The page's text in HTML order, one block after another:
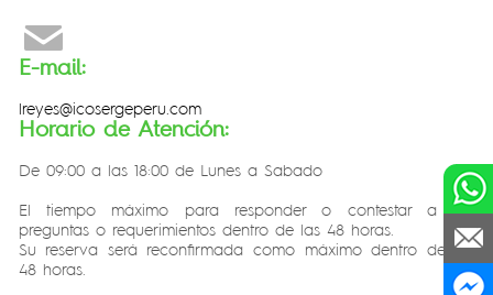
E-mail:
lreyes@icosergeperu.com
Horario de Atención:
De 09:00 a las 18:00 de Lunes a Sabado
El tiempo máximo para responder o contestar a sus
preguntas o requerimientos dentro de las 48 horas.
Su reserva será reconfirmada como máximo dentro de las
48 horas.